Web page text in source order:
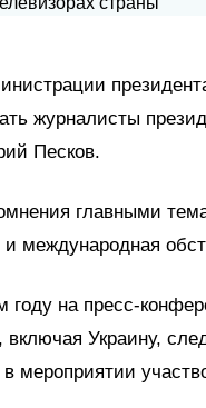
журналисты
Песков.
главными
и международная
году на пресс-
включая Украину,
в мероприятии